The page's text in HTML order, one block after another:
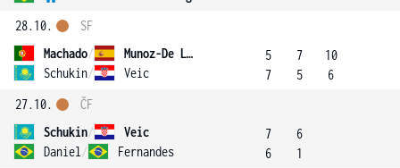
28.10.
Machado/
Munoz-De La Nava
Schukin/ Veic
SF
5
7
7
5
10
6
27.10.
Schukin/
Veic
Daniel / Fernandes
ČF
7
6
6
1